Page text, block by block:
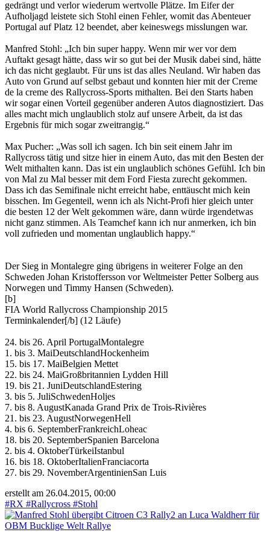
gedrängt und verlor wiederum wertvolle Plätze. Im Eifer der
Aufholjagd leistete sich Stohl einen Fehler, womit das Abenteuer
Portugal auf Platz 12 beendet, aber keineswegs misslungen war.
Manfred Stohl: „Ich bin super happy. Wenn mir wer vor dem
Auftakt gesagt hätte, dass wir so gut bei der Musik dabei sind, hätte
ich das nicht geglaubt. Für uns ist das alles Neuland. Wir haben das
Auto von Grund auf selbst gebaut und konnten hier mit der Creme
de la creme des Rallycross-Sports mithalten. Bei den Starts haben
wir sogar einen Vorteil gegenüber anderen Autos diagnostiziert. Das
alles macht mich unglaublich stolz auf unsere Arbeit, da ist das
Ergebnis für mich sogar zweitrangig.“
Max Pucher: „Was soll ich sagen. Ich bin seit einem Jahr im
Rallycross tätig und sitze hier in einem Auto, das mit den Besten der
Welt mithalten kann. Das ist ein unglaublich schönes Gefühl. Ich bin
von Mal zu Mal besser mit dem Ford Fiesta zurecht gekommen.
Dass ich das Semifinale nicht erreicht habe, enttäuscht mich kein
bisschen. Im Gegenteil, wenn ich als Nicht-Profi hier gleich unter
die besten 12 der Welt gekommen wäre, dann würde irgendetwas
nicht ganz stimmen. Als Teamchef kann ich nur anmerken, ich bin
voll zufrieden und momentan unglaublich happy.“
Der Sieg in Montalegre ging übrigens in weiterer Folge an den
Schweden Johan Kristoffersson vor Weltmeister Petter Solberg aus
Norwegen und Timmy Hansen (Schweden).
[b]
FIA World Rallycross Championship 2015
Terminkalender[/b] (12 Läufe)
24. bis 26. April PortugalMontalegre
1. bis 3. MaiDeutschlandHockenheim
15. bis 17. MaiBelgien Mettet
22. bis 24. MaiGroßbritannien Lydden Hill
19. bis 21. JuniDeutschlandEstering
3. bis 5. JuliSchwedenHoljes
7. bis 8. AugustKanada Grand Prix de Trois-Rivières
21. bis 23. AugustNorwegenHell
4. bis 6. SeptemberFrankreichLoheac
18. bis 20. SeptemberSpanien Barcelona
2. bis 4. OktoberTürkeiIstanbul
16. bis 18. OktoberItalienFranciacorta
27. bis 29. NovemberArgentinienSan Luis
erstellt am 26.04.2015, 00:00
#RX #Rallycross #Stohl